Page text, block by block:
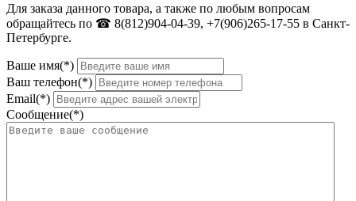
Для заказа данного товара, а также по любым вопросам
обращайтесь по ☎ 8(812)904-04-39, +7(906)265-17-55 в Санкт-
Петербурге.
Ваше имя(*)
Ваш телефон(*)
Email(*)
Сообщение(*)